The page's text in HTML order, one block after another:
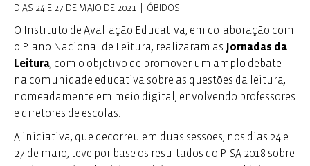
DIAS 24 E 27 DE MAIO DE 2021 | ÓBIDOS
O Instituto de Avaliação Educativa, em colaboração com
o Plano Nacional de Leitura, realizaram as
Jornadas da
Leitura, com o objetivo de promover um amplo debate
na comunidade educativa sobre as questões da leitura,
nomeadamente em meio digital, envolvendo professores
e diretores de escolas.
A iniciativa, que decorreu em duas sessões, nos dias 24 e
27 de maio, teve por base os resultados do PISA 2018 sobre